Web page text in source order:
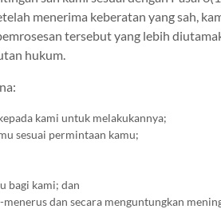
menerima keberatan yang sah,
tersebut yang lebih
hukum.
kami untuk melakukannya;
sesuai permintaan kamu;
bagi kami; dan
dan secara menguntungkan